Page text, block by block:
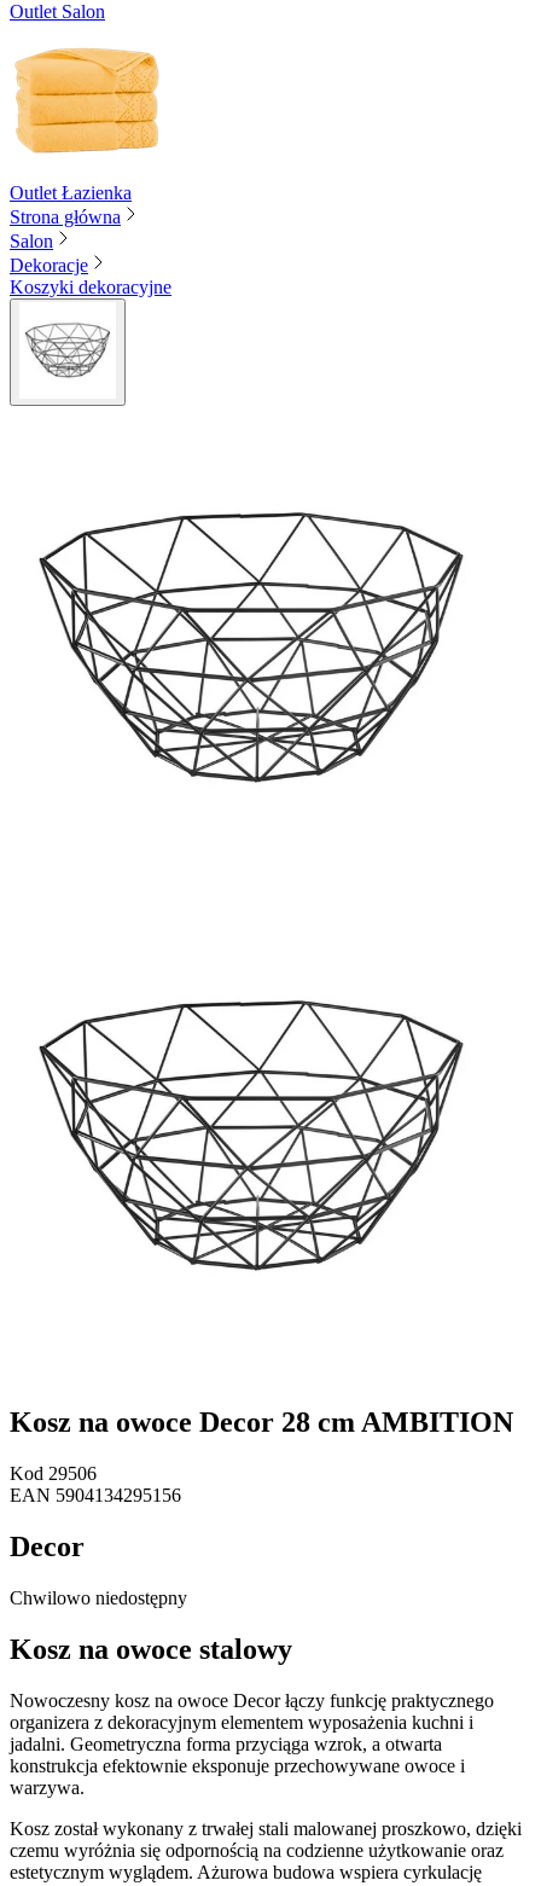
Outlet Salon
Outlet Łazienka
Strona główna
Salon
Dekoracje
Koszyki dekoracyjne
Kosz na owoce Decor 28 cm AMBITION
Kod 29506
EAN 5904134295156
Decor
Chwilowo niedostępny
Kosz na owoce stalowy
Nowoczesny kosz na owoce Decor łączy funkcję praktycznego
organizera z dekoracyjnym elementem wyposażenia kuchni i
jadalni. Geometryczna forma przyciąga wzrok, a otwarta
konstrukcja efektownie eksponuje przechowywane owoce i
warzywa.
Kosz został wykonany z trwałej stali malowanej proszkowo, dzięki
czemu wyróżnia się odpornością na codzienne użytkowanie oraz
estetycznym wyglądem. Ażurowa budowa wspiera cyrkulację